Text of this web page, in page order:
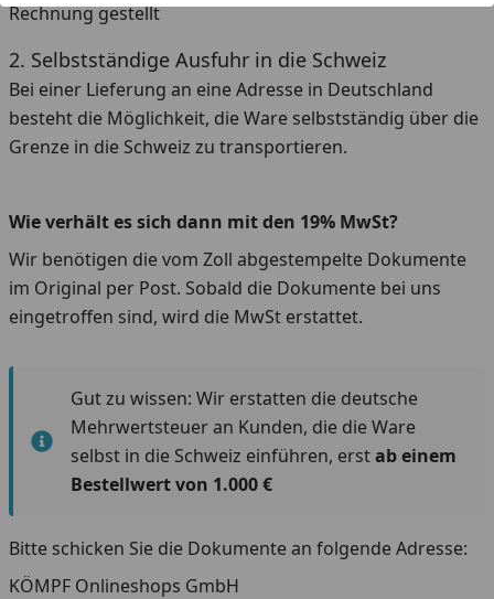
Rechnung gestellt
2. Selbstständige Ausfuhr in die Schweiz
Bei einer Lieferung an eine Adresse in Deutschland
besteht die Möglichkeit, die Ware selbstständig über die
Grenze in die Schweiz zu transportieren.
Wie verhält es sich dann mit den 19% MwSt?
Wir benötigen die vom Zoll abgestempelte Dokumente
im Original per Post. Sobald die Dokumente bei uns
eingetroffen sind, wird die MwSt erstattet.
Gut zu wissen: Wir erstatten die deutsche
Mehrwertsteuer an Kunden, die die Ware
selbst in die Schweiz einführen, erstab einem
Bestellwert von 1.000 €
Bitte schicken Sie die Dokumente an folgende Adresse:
KÖMPF Onlineshops GmbH